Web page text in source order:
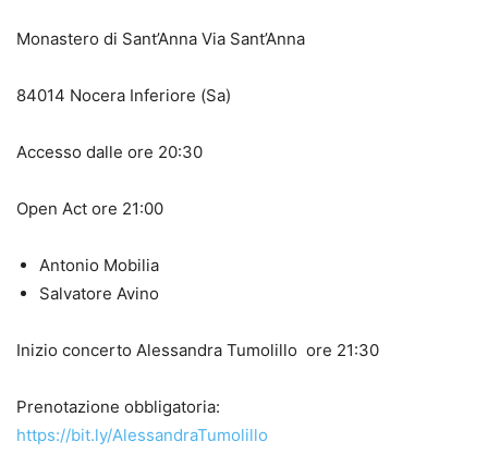
Monastero di Sant’Anna Via Sant’Anna
84014 Nocera Inferiore (Sa)
Accesso dalle ore 20:30
Open Act ore 21:00
Antonio Mobilia
Salvatore Avino
Inizio concerto Alessandra Tumolillo ore 21:30
Prenotazione obbligatoria:
https://bit.ly/AlessandraTumolillo